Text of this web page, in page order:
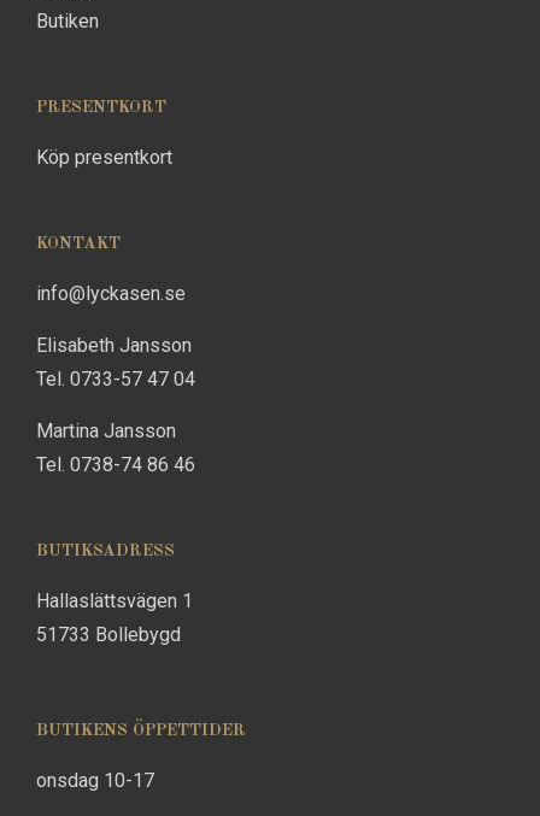
Butiken
PRESENTKORT
Köp presentkort
KONTAKT
info@lyckasen.se
Elisabeth Jansson
Tel. 0733-57 47 04
Martina Jansson
Tel. 0738-74 86 46
BUTIKSADRESS
Hallaslättsvägen 1
51733 Bollebygd
BUTIKENS ÖPPETTIDER
onsdag 10-17